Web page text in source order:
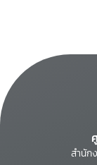
สำนัก